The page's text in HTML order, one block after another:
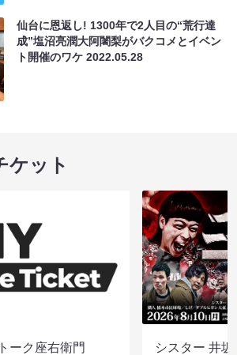
仙台に恩返し! 1300年で2人目の“荒行達
成”塩沼亮潤大阿闍梨がバクコメとイベン
ト開催のワケ2022.05.28
ケット
ーク座右衛門
シスター 井